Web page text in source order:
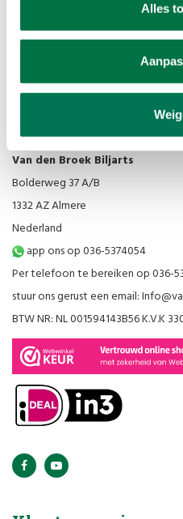
Alles
Van den Broek Biljarts staat voor
Van den Broek Biljarts
Bolderweg 37 A/B
1332 AZ Almere
Nederland
app ons op 036-5374054
Per telefoon te bereiken op 036-
stuur ons gerust een email:
BTW NR: NL 001594143B56 K.V.K